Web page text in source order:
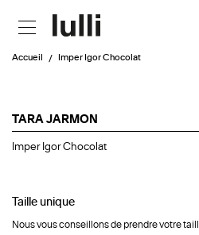
Accueil Imper Igor Chocolat
TARA JARMON
Imper
Imper Igor Chocolat
Taille unique
Nous vous conseillons de prendre votre